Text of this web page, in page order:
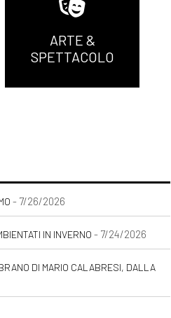
ARTE &
SPETTACOLO
- 7/26/2026
IN INVERNO - 7/24/2026
DI MARIO CALABRESI, DALLA